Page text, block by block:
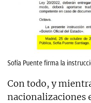
Sofía Puente firma la
Con todo, y
nacionalizaciones